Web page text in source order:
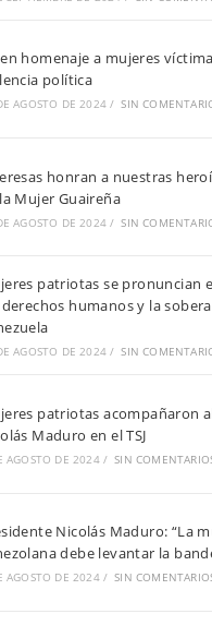
homenaje a mujeres
política
AGOSTO DE 2024 / SIN
honran a nuestras
Mujer Guaireña
AGOSTO DE 2024 / SIN
patriotas se pronuncian
humanos y la
AGOSTO DE 2024 / SIN
patriotas acompañaron
Maduro en el TSJ
AGOSTO DE 2024 / SIN
Nicolás Maduro: “La
debe levantar la
AGOSTO DE 2024 / SIN